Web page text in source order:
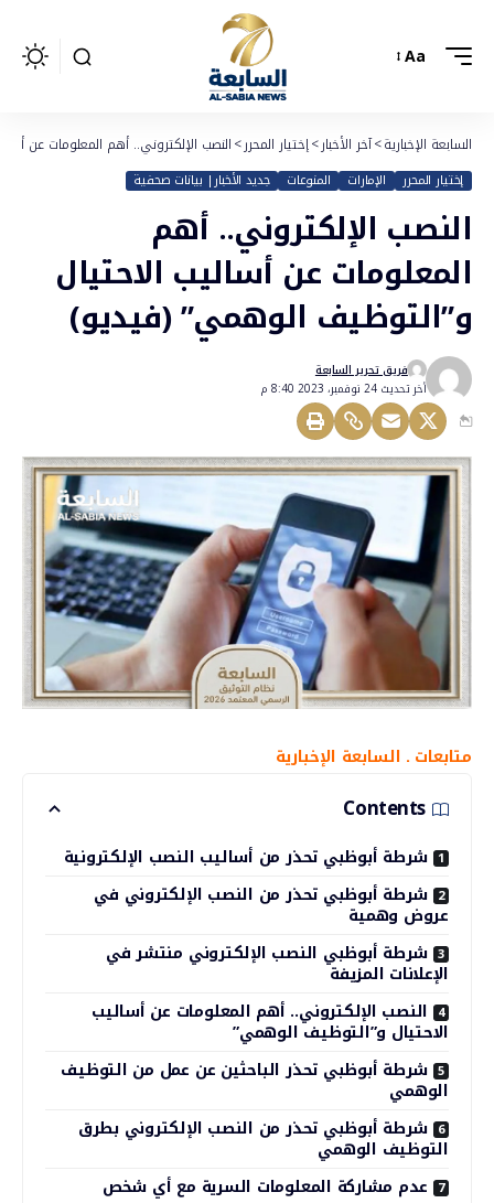
Aa
السابعة الإخبارية>آخر الأخبار>إختيار المحرر>النصب الإلكتروني.. أهم المعلومات عن
إختيار المحرر الإمارات المنوعات جديد الأخبار| بيانات صحفية
النصب الإلكتروني.. أهم
المعلومات عن أساليب الاحتيال
و”التوظيف الوهمي” (فيديو)
أخر تحديث 24 نوفمبر، 2023 8:40 م
فريق تحرير السابعة
متابعات ـ السابعة الإخبارية
Contents
شرطة أبوظبي تحذر من أساليب النصب الإلكترونية
شرطة أبوظبي تحذر من النصب الإلكتروني في
عروض وهمية
شرطة أبوظبي النصب الإلكتروني منتشر في
الإعلانات المزيفة
النصب الإلكتروني.. أهم المعلومات عن أساليب
الاحتيال و”التوظيف الوهمي”
شرطة أبوظبي تحذر الباحثين عن عمل من التوظيف
الوهمي
شرطة أبوظبي تحذر من النصب الإلكتروني بطرق
التوظيف الوهمي
عدم مشاركة المعلومات السرية مع أي شخص